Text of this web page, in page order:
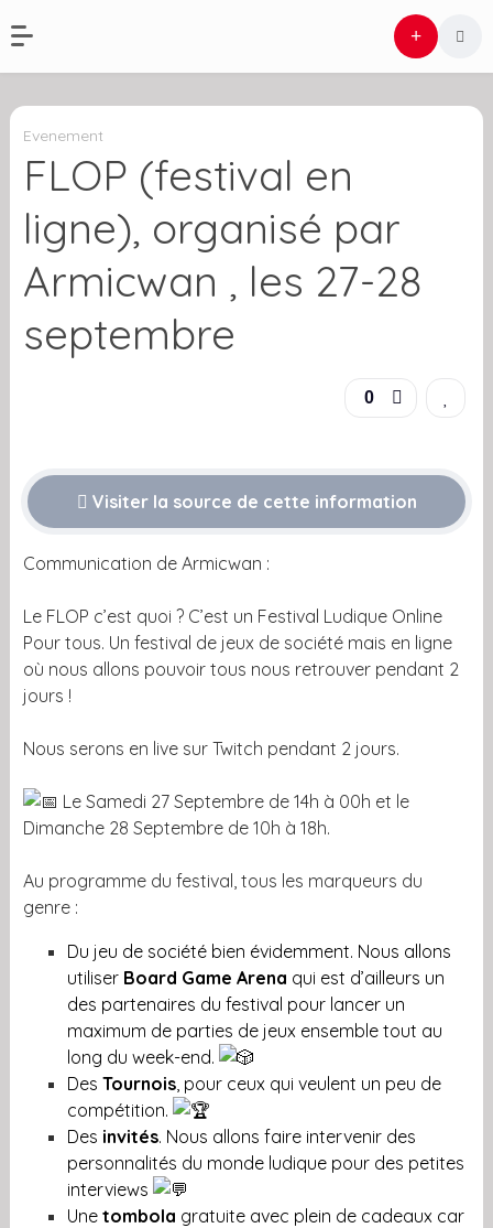
Evenement
FLOP (festival en
ligne), organisé par
Armicwan , les 27-28
septembre
0
Visiter la source de cette information
Communication de Armicwan :
Le FLOP c’est quoi ? C’est un Festival Ludique Online
Pour tous. Un festival de jeux de société mais en ligne
où nous allons pouvoir tous nous retrouver pendant 2
jours !
Nous serons en live sur Twitch pendant 2 jours.
Le Samedi 27 Septembre de 14h à 00h et le
Dimanche 28 Septembre de 10h à 18h.
Au programme du festival, tous les marqueurs du
genre :
Du jeu de société bien évidemment. Nous allons
utiliser Board Game Arena qui est d’ailleurs un
des partenaires du festival pour lancer un
maximum de parties de jeux ensemble tout au
long du week-end.
Des Tournois, pour ceux qui veulent un peu de
compétition.
Des invités. Nous allons faire intervenir des
personnalités du monde ludique pour des petites
interviews
Une tombola gratuite avec plein de cadeaux car